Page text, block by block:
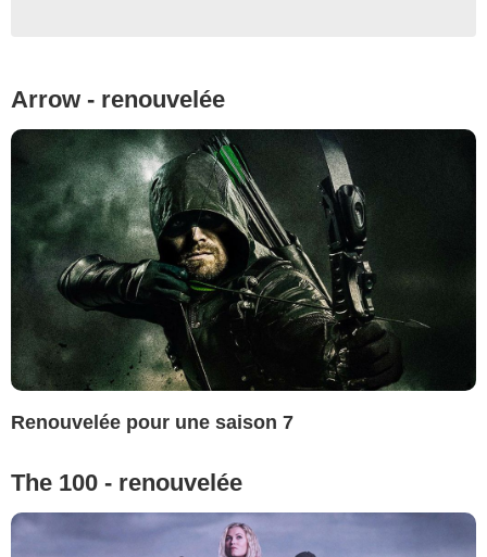
Arrow - renouvelée
Renouvelée pour une saison 7
The 100 - renouvelée